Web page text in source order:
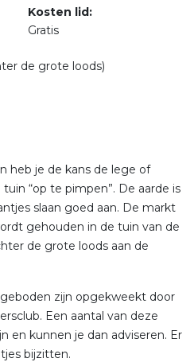
Kosten lid:
Gratis
de grote loods)
heb je de kans de lege of
“op te pimpen”. De aarde is
slaan goed aan. De markt
gehouden in de tuin van de
de grote loods aan de
zijn opgekweekt door
Een aantal van deze
en kunnen je dan adviseren. Er
bijzitten.